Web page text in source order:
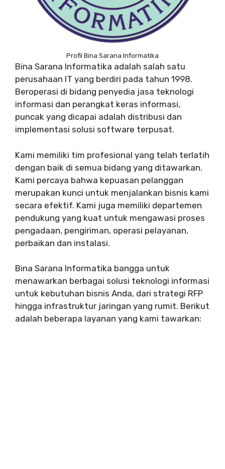
Profil Bina Sarana Informatika
Bina Sarana Informatika adalah salah satu
perusahaan IT yang berdiri pada tahun 1998.
Beroperasi di bidang penyedia jasa teknologi
informasi dan perangkat keras informasi,
puncak yang dicapai adalah distribusi dan
implementasi solusi software terpusat.
Kami memiliki tim profesional yang telah terlatih
dengan baik di semua bidang yang ditawarkan.
Kami percaya bahwa kepuasan pelanggan
merupakan kunci untuk menjalankan bisnis kami
secara efektif. Kami juga memiliki departemen
pendukung yang kuat untuk mengawasi proses
pengadaan, pengiriman, operasi pelayanan,
perbaikan dan instalasi.
Bina Sarana Informatika bangga untuk
menawarkan berbagai solusi teknologi informasi
untuk kebutuhan bisnis Anda, dari strategi RFP
hingga infrastruktur jaringan yang rumit. Berikut
adalah beberapa layanan yang kami tawarkan: